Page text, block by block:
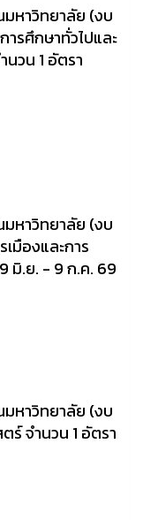
หาวิทยาลัย (งบ
รศึกษาทั่วไปและ
วน 1 อัตรา
หาวิทยาลัย (งบ
มืองและการ
มิ.ย. - 9 ก.ค. 69
หาวิทยาลัย (งบ
จำนวน 1 อัตรา